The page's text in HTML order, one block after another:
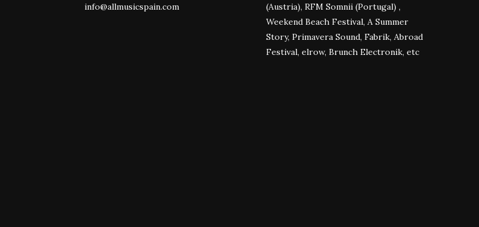
info@allmusicspain.com
(Austria), RFM Somnii (Portugal) ,
Weekend Beach Festival, A Summer
Story, Primavera Sound, Fabrik, Abroad
Festival, elrow, Brunch Electronik, etc